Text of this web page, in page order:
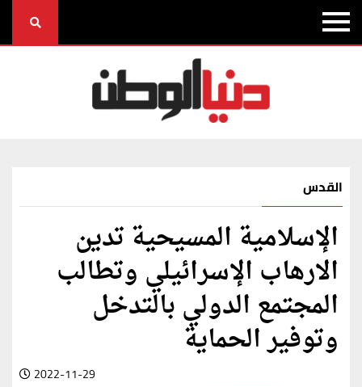
القدس
الإسلامية المسيحية تدين
الارهاب الإسرائيلي وتطالب
المجتمع الدولي بالتدخل
وتوفير الحماية
2022-11-29